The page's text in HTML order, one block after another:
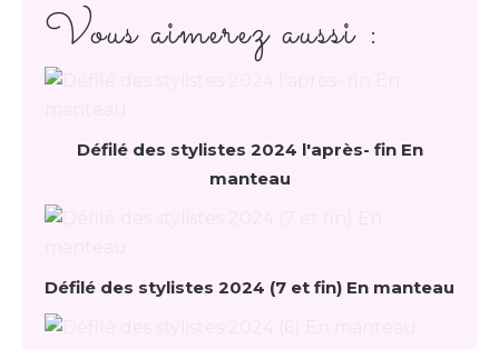
Vous aimerez aussi :
Défilé des stylistes 2024 l'après- fin En
manteau
Défilé des stylistes 2024 (7 et fin) En manteau